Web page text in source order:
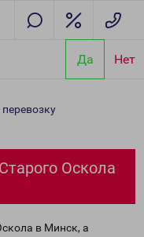
Да Нет
Оскола
в Минск, а